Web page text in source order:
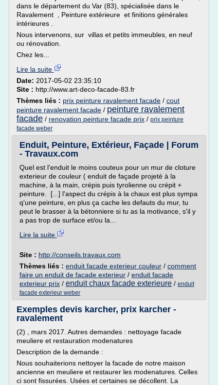
dans le département du Var (83), spécialisée dans le
Ravalement , Peinture extérieure et finitions générales
intérieures .
Nous intervenons, sur villas et petits immeubles, en neuf
ou rénovation.
Chez les...
Lire la suite
Date: 2017-05-02 23:35:10
Site : http://www.art-deco-facade-83.fr
Thèmes liés : prix peinture ravalement facade / cout
peinture ravalement facade / peinture ravalement
facade / renovation peinture facade prix / prix peinture
facade weber
Enduit, Peinture, Extérieur, Façade | Forum
- Travaux.com
Quel est l'enduit le moins couteux pour un mur de cloture
exterieur de couleur ( enduit de façade projeté à la
machine, à la main, crépis puis tyrolienne ou crépit +
peinture. [...] l'aspect du crépis à la chaux est plus sympa
q'une peinture, en plus ça cache les defauts du mur, tu
peut le brasser à la bétonniere si tu as la motivance, s'il y
a pas trop de surface et/ou la...
Lire la suite
Site : http://conseils.travaux.com
Thèmes liés : enduit facade exterieur couleur / comment
faire un enduit de facade exterieur / enduit facade
exterieur prix / enduit chaux facade exterieure / enduit
facade exterieur weber
Exemples devis karcher, prix karcher -
ravalement
(2) , mars 2017. Autres demandes : nettoyage facade
meuliere et restauration modenatures
Description de la demande :
Nous souhaiterions nettoyer la facade de notre maison
ancienne en meuliere et restaurer les modenatures. Celles
ci sont fissurées. Usées et certaines se décollent. La